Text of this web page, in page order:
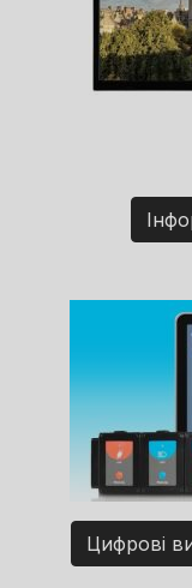
Цифрові